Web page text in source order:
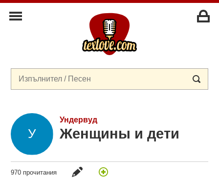
Ундервуд
Женщины и дети
970 прочитания